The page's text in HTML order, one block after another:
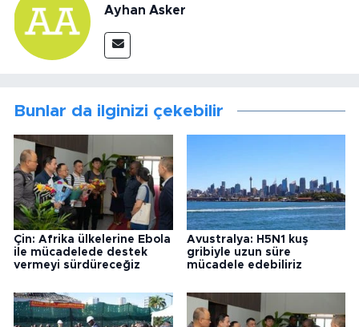
Ayhan Asker
Bunlar da ilginizi çekebilir
Çin: Afrika ülkelerine Ebola
ile mücadelede destek
vermeyi sürdüreceğiz
Avustralya: H5N1 kuş
gribiyle uzun süre
mücadele edebiliriz